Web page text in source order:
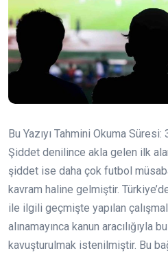
Bu Yazıyı Tahmini Okuma Süresi:
Şiddet denilince akla gelen ilk
şiddet ise daha çok futbol
kavram haline gelmiştir.
ile ilgili geçmişte yapılan
alınamayınca kanun aracılığıyla
kavuşturulmak istenilmiştir. Bu